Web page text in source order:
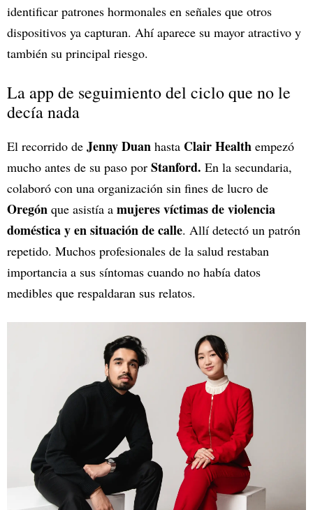
identificar patrones hormonales en señales que otros
dispositivos ya capturan. Ahí aparece su mayor atractivo y
también su principal riesgo.
La app de seguimiento del ciclo que no le
decía nada
El recorrido de Jenny Duan hasta Clair Health empezó
mucho antes de su paso por Stanford. En la secundaria,
colaboró con una organización sin fines de lucro de
Oregón que asistía a mujeres víctimas de violencia
doméstica y en situación de calle. Allí detectó un patrón
repetido. Muchos profesionales de la salud restaban
importancia a sus síntomas cuando no había datos
medibles que respaldaran sus relatos.